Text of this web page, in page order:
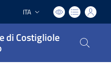
Lingua attiva:
ITA
di Costigliole